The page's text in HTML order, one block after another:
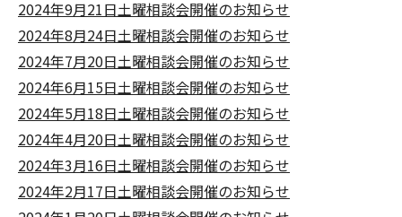
2024年9月21日土曜相談会開催のお知らせ
2024年8月24日土曜相談会開催のお知らせ
2024年7月20日土曜相談会開催のお知らせ
2024年6月15日土曜相談会開催のお知らせ
2024年5月18日土曜相談会開催のお知らせ
2024年4月20日土曜相談会開催のお知らせ
2024年3月16日土曜相談会開催のお知らせ
2024年2月17日土曜相談会開催のお知らせ